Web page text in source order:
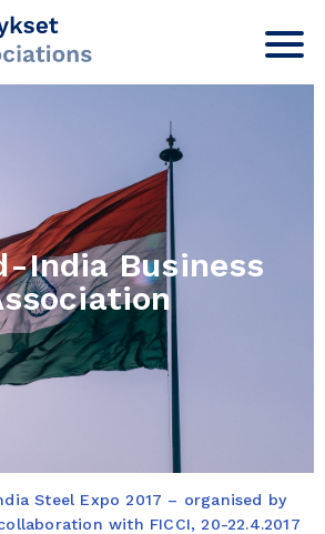
India Business
Steel Expo 2017 – organised by
with FICCI, 20-22.4.2017